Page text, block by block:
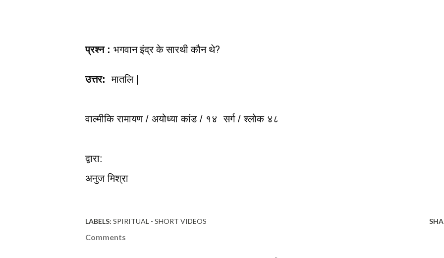
प्रश्न : भगवान इंद्र के सारथी कौन थे?
उत्तर: मातलि |
वाल्मीकि रामायण / अयोध्या कांड / १४  सर्ग / श्लोक ४८
द्वारा:
अनुज मिश्रा
LABELS: SPIRITUAL - SHORT VIDEOS
Comments